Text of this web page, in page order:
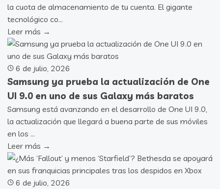
la cuota de almacenamiento de tu cuenta. El gigante
tecnológico co...
Leer más →
6 de julio, 2026
Samsung ya prueba la actualización de One
UI 9.0 en uno de sus Galaxy más baratos
Samsung está avanzando en el desarrollo de One UI 9.0,
la actualización que llegará a buena parte de sus móviles
en los ...
Leer más →
6 de julio, 2026